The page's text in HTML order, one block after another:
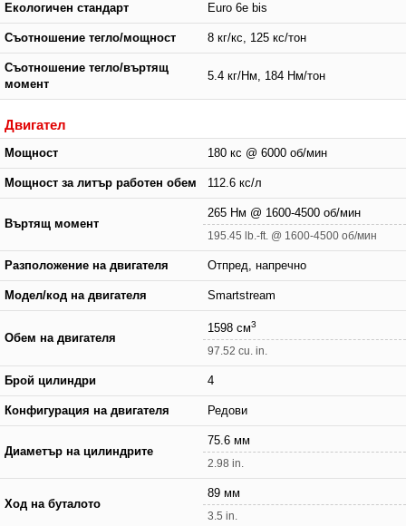
Екологичен стандарт Euro 6e bis
Съотношение тегло/мощност 8 кг/кс, 125 кс/тон
Съотношение тегло/въртящ
момент
5.4 кг/Нм, 184 Нм/тон
Двигател
Мощност 180 кс @ 6000 об/мин
Мощност за литър работен обем 112.6 кс/л
Въртящ момент
265 Нм @ 1600-4500 об/мин
195.45 lb.-ft. @ 1600-4500 об/мин
Разположение на двигателя Отпред, напречно
Модел/код на двигателя Smartstream
Обем на двигателя
1598 см3
97.52 cu. in.
Брой цилиндри 4
Конфигурация на двигателя Редови
Диаметър на цилиндрите
75.6 мм
2.98 in.
Ход на буталото
89 мм
3.5 in.